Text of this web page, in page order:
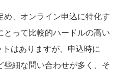
、オンライン申込に特化す
って比較的ハードルの高い
はありますが、申込時に
些細な問い合わせが多く、そ